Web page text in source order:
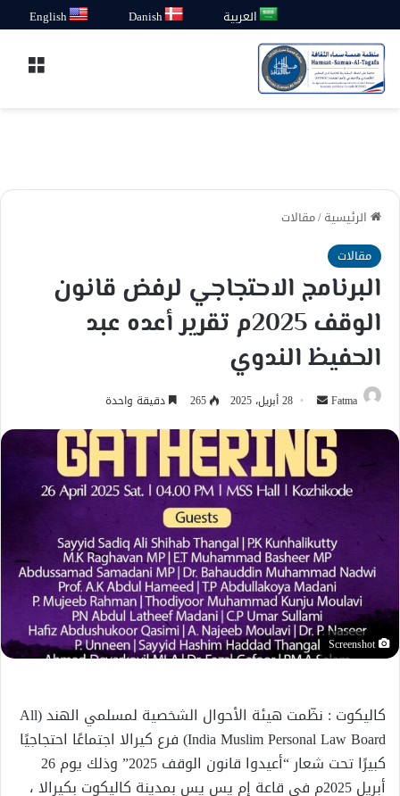
العربية Danish
English
الرئيسية/مقالات
مقالات
البرنامج الاحتجاجي لرفض قانون
الوقف 2025م تقرير أعده عبد
الحفيظ الندوي
Fatma
أرسل
إلكترونيا
28 أبريل، 2025 265 دقيقة واحدة
Screenshot
كاليكوت : نظّمت هيئة الأحوال الشخصية لمسلمي الهند (All
India Muslim Personal Law Board) فرع كيرالا اجتماعًا احتجاجيًا
كبيرًا تحت شعار “أعيدوا قانون الوقف 2025” وذلك يوم 26
أبريل 2025م في قاعة إم يس يس بمدينة كاليكوت بكيرالا ،